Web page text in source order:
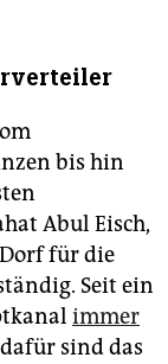
bis hin
Abul Eisch,
für die
Seit ein
immer
sind das